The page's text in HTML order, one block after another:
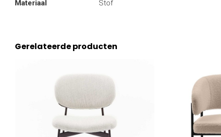
Materiaal
Stof
Gerelateerde producten